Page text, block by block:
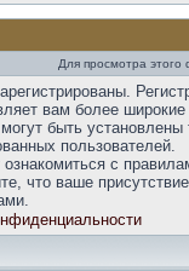
Для просмотра
вам более широкие
быть установлены
пользователей.
с
что ваше